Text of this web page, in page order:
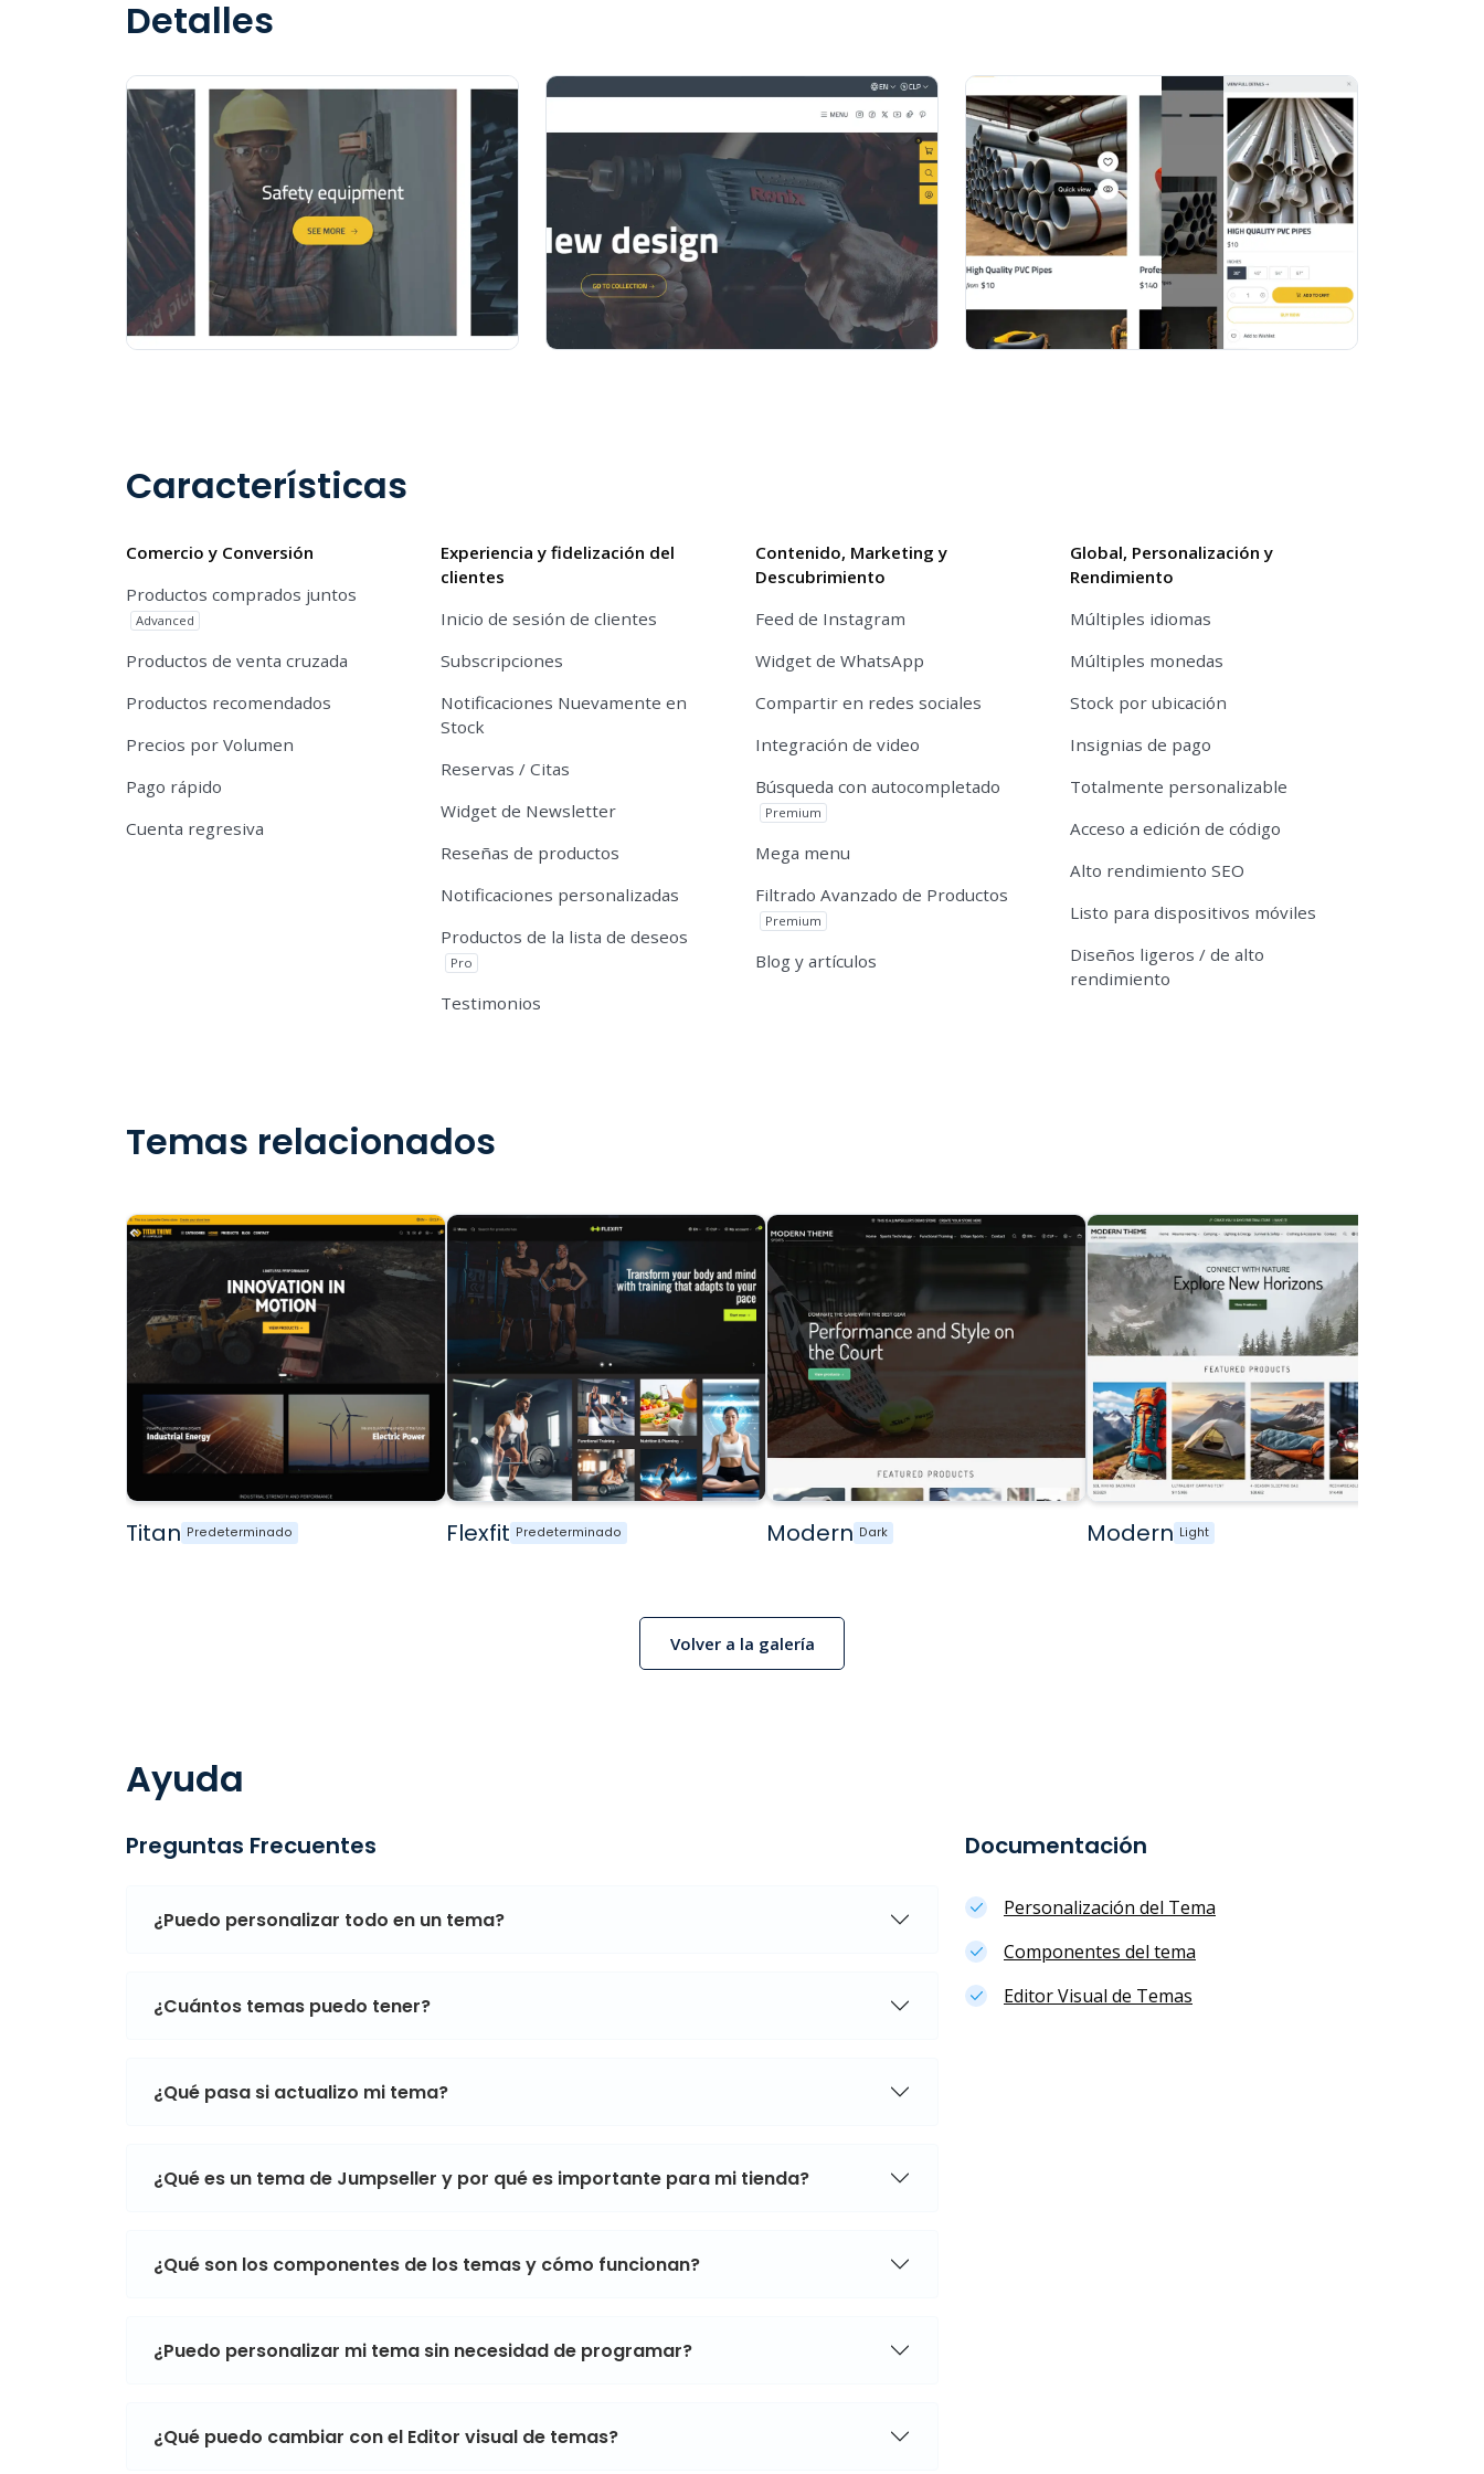
Detalles
Características
Comercio y Conversión
Productos comprados juntos
Advanced
Productos de venta cruzada
Productos recomendados
Precios por Volumen
Pago rápido
Cuenta regresiva
Experiencia y fidelización del
clientes
Inicio de sesión de clientes
Subscripciones
Notificaciones Nuevamente en
Stock
Reservas / Citas
Widget de Newsletter
Reseñas de productos
Notificaciones personalizadas
Productos de la lista de deseos
Pro
Testimonios
Contenido, Marketing y
Descubrimiento
Feed de Instagram
Widget de WhatsApp
Compartir en redes sociales
Integración de video
Búsqueda con autocompletado
Premium
Mega menu
Filtrado Avanzado de Productos
Premium
Blog y artículos
Global, Personalización y
Rendimiento
Múltiples idiomas
Múltiples monedas
Stock por ubicación
Insignias de pago
Totalmente personalizable
Acceso a edición de código
Alto rendimiento SEO
Listo para dispositivos móviles
Diseños ligeros / de alto
rendimiento
Temas relacionados
Titan Predeterminado Flexfit Predeterminado Modern Dark Modern Light
Volver a la galería
Ayuda
Preguntas Frecuentes
¿Puedo personalizar todo en un tema?
¿Cuántos temas puedo tener?
¿Qué pasa si actualizo mi tema?
¿Qué es un tema de Jumpseller y por qué es importante para mi tienda?
¿Qué son los componentes de los temas y cómo funcionan?
¿Puedo personalizar mi tema sin necesidad de programar?
¿Qué puedo cambiar con el Editor visual de temas?
Documentación
Personalización del Tema
Componentes del tema
Editor Visual de Temas